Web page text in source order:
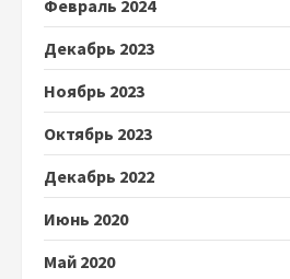
Февраль 2024
Декабрь 2023
Ноябрь 2023
Октябрь 2023
Декабрь 2022
Июнь 2020
Май 2020